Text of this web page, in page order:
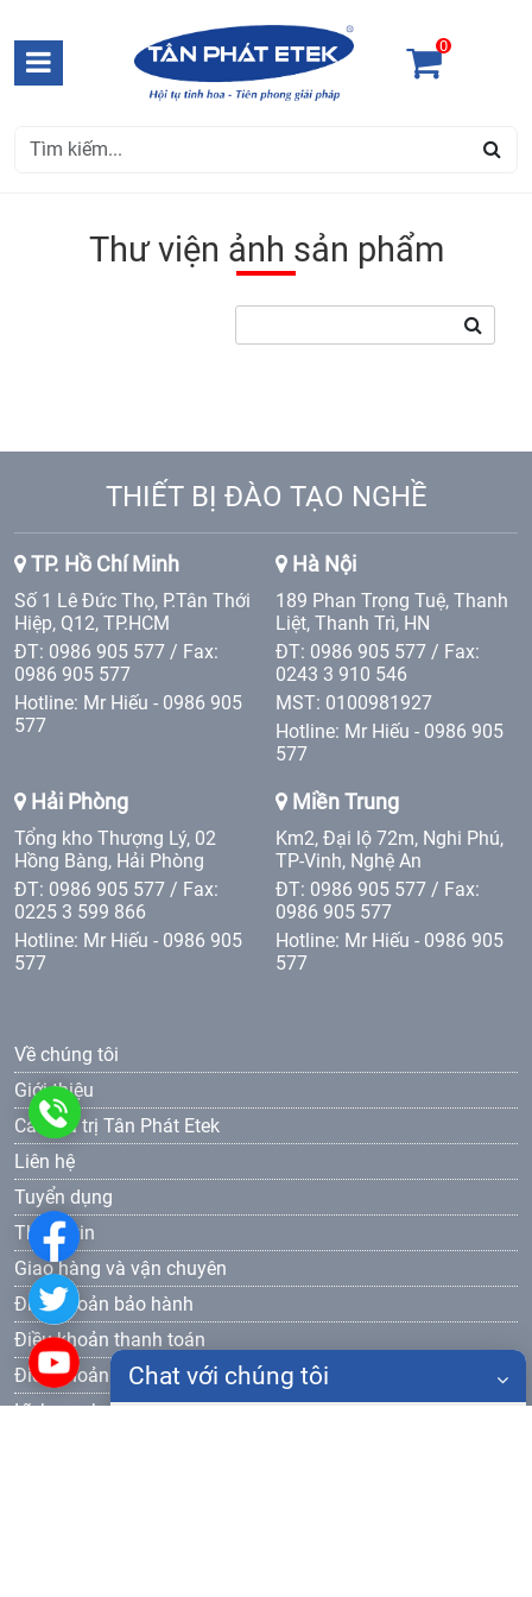
0
Thư viện ảnh sản phẩm
THIẾT BỊ ĐÀO TẠO NGHỀ
TP. Hồ Chí Minh
Số 1 Lê Đức Thọ, P.Tân Thới
Hiệp, Q12, TP.HCM
ĐT: 0986 905 577 / Fax:
0986 905 577
Hotline: Mr Hiếu - 0986 905
577
Hà Nội
189 Phan Trọng Tuệ, Thanh
Liệt, Thanh Trì, HN
ĐT: 0986 905 577 / Fax:
0243 3 910 546
MST: 0100981927
Hotline: Mr Hiếu - 0986 905
577
Hải Phòng
Tổng kho Thượng Lý, 02
Hồng Bàng, Hải Phòng
ĐT: 0986 905 577 / Fax:
0225 3 599 866
Hotline: Mr Hiếu - 0986 905
577
Miền Trung
Km2, Đại lộ 72m, Nghi Phú,
TP-Vinh, Nghệ An
ĐT: 0986 905 577 / Fax:
0986 905 577
Hotline: Mr Hiếu - 0986 905
577
Về chúng tôi
Giới thiệu
Các giá trị Tân Phát Etek
Liên hệ
Tuyển dụng
Thông tin
Giao hàng và vận chuyên
Điều khoản bảo hành
Điều khoản thanh toán
Điều khoản bảo mật
Lĩnh vực hoạt động
0986
577
Chat với chúng tôi